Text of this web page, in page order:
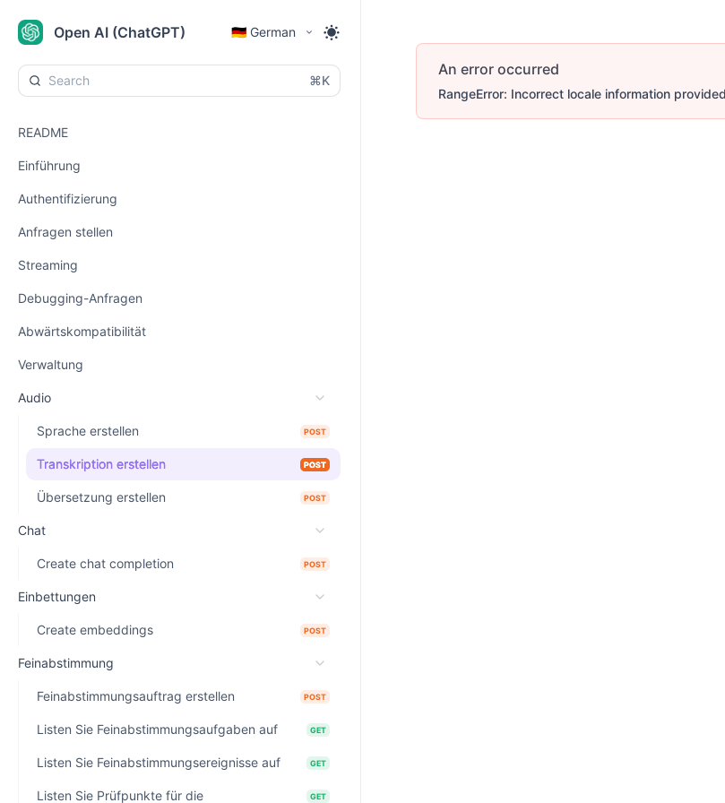
Open AI (ChatGPT) 🇩🇪 German
⌘K
README
Einführung
Authentifizierung
Anfragen stellen
Streaming
Debugging-Anfragen
Abwärtskompatibilität
Verwaltung
Audio
Sprache erstellen POST
Transkription erstellen POST
Übersetzung erstellen POST
Chat
Create chat completion POST
Einbettungen
Create embeddings POST
Feinabstimmung
Feinabstimmungsauftrag erstellen POST
Listen Sie Feinabstimmungsaufgaben auf GET
Listen Sie Feinabstimmungsereignisse auf GET
Listen Sie Prüfpunkte für die GET
An error occurred
RangeError: Incorrect locale information provided